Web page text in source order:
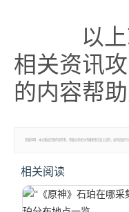
以上就
相关资讯
的内容帮
郑重声明：本文版权归原作者所有，转载文章仅为传播更多信息之目的，如有侵权行
相关阅读